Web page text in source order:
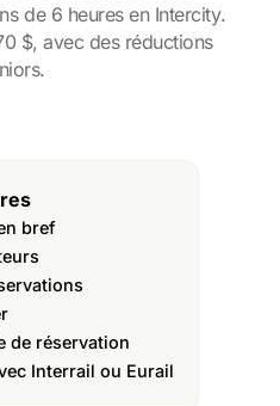
de 6 heures en Intercity.
$, avec des réductions
bref
de réservation
Interrail ou Eurail